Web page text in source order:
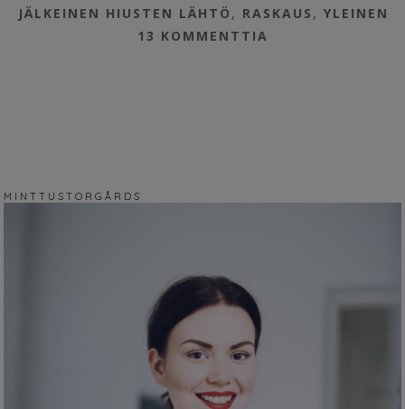
JÄLKEINEN HIUSTEN LÄHTÖ , RASKAUS , YLEINEN
13 KOMMENTTIA
M I N T T U S T O R G Å R D S